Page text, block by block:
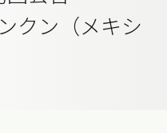
クン（メキシ